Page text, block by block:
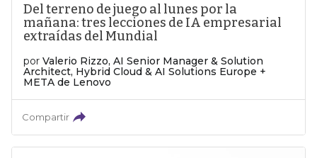
Del terreno de juego al lunes por la
mañana: tres lecciones de IA empresarial
extraídas del Mundial
por Valerio Rizzo, AI Senior Manager & Solution
Architect, Hybrid Cloud & AI Solutions Europe +
META de Lenovo
Compartir